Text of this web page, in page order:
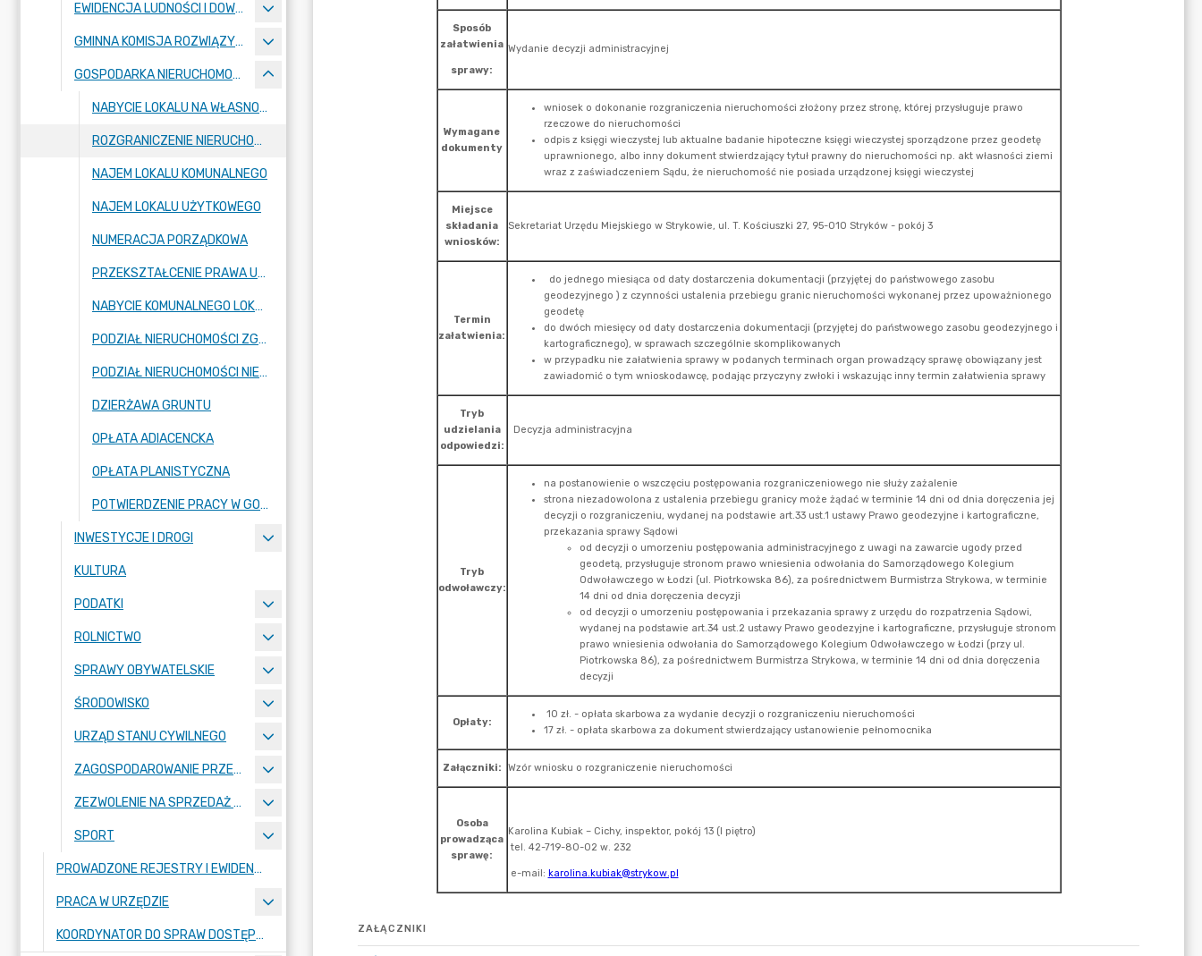
EWIDENCJA LUDNOŚCI I DOWODY OSOBISTE
GMINNA KOMISJA ROZWIĄZYWANIA PROBLEMÓW ALKOHOLOWYCH
GOSPODARKA NIERUCHOMOŚCIAMI
NABYCIE LOKALU NA WŁASNOŚĆ
ROZGRANICZENIE NIERUCHOMOŚCI
NAJEM LOKALU KOMUNALNEGO
NAJEM LOKALU UŻYTKOWEGO
NUMERACJA PORZĄDKOWA
PRZEKSZTAŁCENIE PRAWA UŻYTKOWANIA WIECZYSTEGO W PRAWO WŁASNOŚCI
NABYCIE KOMUNALNEGO LOKALU MIESZKALNEGO PRZEZ NAJEMCĘ
PODZIAŁ NIERUCHOMOŚCI ZGODNIE Z USTALENIAMI MIEJSCOWEGO PLANU ZAGOSPODAROWANIA PRZESTRZENNEGO
PODZIAŁ NIERUCHOMOŚCI NIEZALEŻNIE OD USTALEŃ MIEJSCOWEGO PLANU ZAGOSPODAROWANIA PRZESTRZENNEGO
DZIERŻAWA GRUNTU
OPŁATA ADIACENCKA
OPŁATA PLANISTYCZNA
POTWIERDZENIE PRACY W GOSPODARSTWIE ROLNYM
INWESTYCJE I DROGI
KULTURA
PODATKI
ROLNICTWO
SPRAWY OBYWATELSKIE
ŚRODOWISKO
URZĄD STANU CYWILNEGO
ZAGOSPODAROWANIE PRZESTRZENNE
ZEZWOLENIE NA SPRZEDAŻ NAPOJÓW ALKOHOLOWYCH
SPORT
PROWADZONE REJESTRY I EWIDENCJE
PRACA W URZĘDZIE
KOORDYNATOR DO SPRAW DOSTĘPNOŚCI ZAŁĄCZNIKI